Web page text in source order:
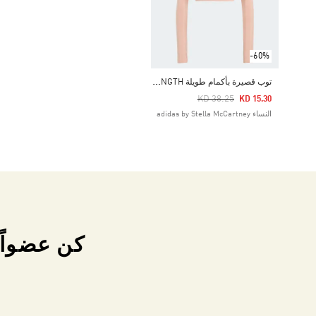
-60%
ت
وب قصيرة بأكمام طويلة ADIDAS BY STELLA MCCARTNEY TRUESTRENGTH
Price Reduced From
KD 38.25
To KD 15.30
النساء adidas by Stella McCartney
كن عضواً